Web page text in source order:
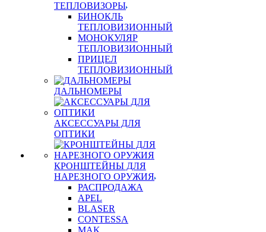
ТЕПЛОВИЗОРЫ
БИНОКЛЬ
ТЕПЛОВИЗИОННЫЙ
МОНОКУЛЯР
ТЕПЛОВИЗИОННЫЙ
ПРИЦЕЛ
ТЕПЛОВИЗИОННЫЙ
ДАЛЬНОМЕРЫ
АКСЕССУАРЫ ДЛЯ
ОПТИКИ
КРОНШТЕЙНЫ ДЛЯ
НАРЕЗНОГО ОРУЖИЯ
РАСПРОДАЖА
APEL
BLASER
CONTESSA
MAK